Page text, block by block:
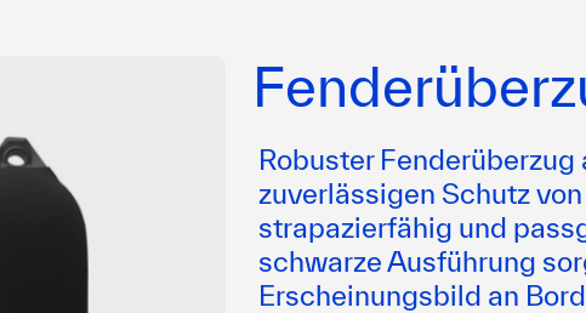
Robuster
zuverlässigen Schutz
strapazierfähig und
schwarze Ausführung
Erscheinungsbild an